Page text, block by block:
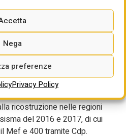
Nega
preferenze
Privacy Policy
e privata post eventi climatici
oltre 1 miliardo di interventi.
colpita dal terremoto del
ha finanziato progetti
fa parte di un pacchetto
dalla Bei per mettere in
l’isola campana più
estremi. Novecento milioni
ricostruzione nelle regioni
del 2016 e 2017, di cui
Mef e 400 tramite Cdp.